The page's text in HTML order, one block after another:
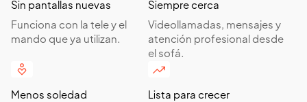
Sin pantallas nuevas
Funciona con la tele y el
mando que ya utilizan.
Siempre cerca
Videollamadas, mensajes y
atención profesional desde
el sofá.
Menos soledad
Lista para crecer